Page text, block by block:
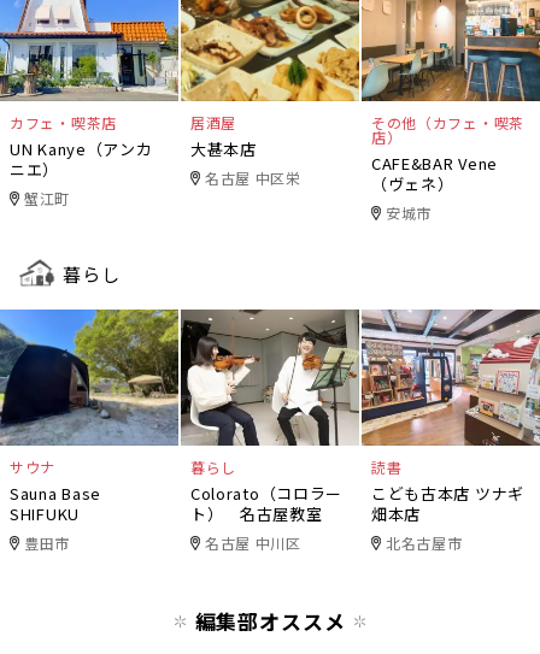
カフェ・喫茶店
UN Kanye（アンカ
ニエ）
蟹江町
居酒屋
大甚本店
名古屋 中区栄
その他（カフェ・喫茶
店）
CAFE&BAR Vene
（ヴェネ）
安城市
暮らし
サウナ
Sauna Base
SHIFUKU
豊田市
暮らし
Colorato（コロラー
ト） 名古屋教室
名古屋 中川区
読書
こども古本店 ツナギ
畑本店
北名古屋市
編集部オススメ